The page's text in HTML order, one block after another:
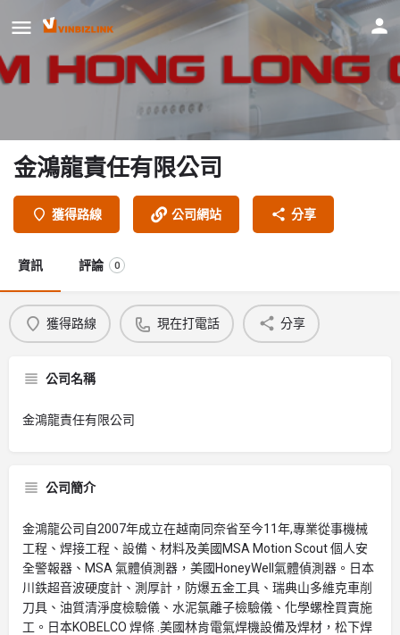
金鴻龍責任有限公司
獲得路線 公司網站 分享
資訊 評論 0
獲得路線 現在打電話 分享
公司名稱
金鴻龍責任有限公司
公司簡介
金鴻龍公司自2007年成立在越南同奈省至今11年,專業從事機械
工程、焊接工程、設備、材料及美國MSA Motion Scout 個人安
全警報器、MSA 氣體偵測器，美國HoneyWell氣體偵測器。日本
川鉄超音波硬度計、測厚計，防爆五金工具、瑞典山多維克車削
刀具、油質清淨度檢驗儀、水泥氯離子檢驗儀、化學螺栓買賣施
工。日本KOBELCO 焊條 .美國林肯電氣焊機設備及焊材，松下焊